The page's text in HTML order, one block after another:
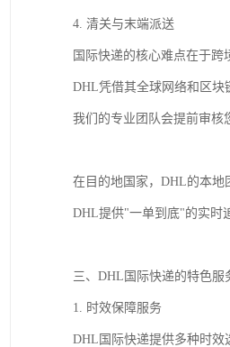
4. 清关与末端派送
国际快递的核心难点在于跨
DHL凭借其全球网络和区块
我们的专业团队会提前审核
在目的地国家，DHL的本地
DHL提供"一单到底"的实时
三、DHL国际快递的特色服
1. 时效保障服务
DHL国际快递提供多种时效